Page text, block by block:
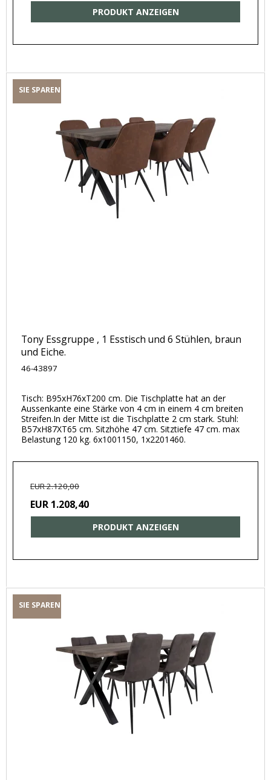
PRODUKT ANZEIGEN
SIE SPAREN
Tony Essgruppe , 1 Esstisch und 6 Stühlen, braun
und Eiche.
46-43897
Tisch: B95xH76xT200 cm. Die Tischplatte hat an der
Aussenkante eine Stärke von 4 cm in einem 4 cm breiten
Streifen.In der Mitte ist die Tischplatte 2 cm stark. Stuhl:
B57xH87XT65 cm. Sitzhöhe 47 cm. Sitztiefe 47 cm. max
Belastung 120 kg. 6x1001150, 1x2201460.
EUR 2.120,00
EUR 1.208,40
PRODUKT ANZEIGEN
SIE SPAREN